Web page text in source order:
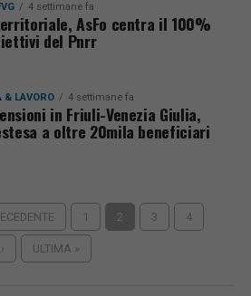
4 settimane fa
AsFo centra il 100%
del Pnrr
& LAVORO 4 settimane fa
in Friuli-Venezia Giulia,
a oltre 20mila beneficiari
1 2 3 4
ULTIMA »